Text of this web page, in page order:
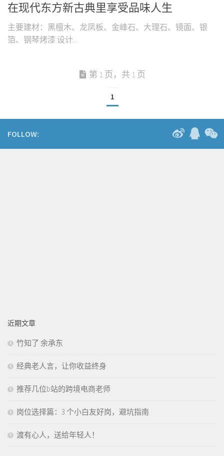
在现代东方新古典里享受品味人生
主要建材：黑檀木、龙凤板、金峰石、大理石、镜面、银
箔、钢琴烤漆 设计...
第 1 页，共 1 页
1
FOLLOW:
近期文章
竹知了 余承东
经典老人言，让你收益终身
推荐几位b站的跨境电商老师
岗位选择篇：3 个小白友好岗，避坑指南
渡有心人，送给年轻人！